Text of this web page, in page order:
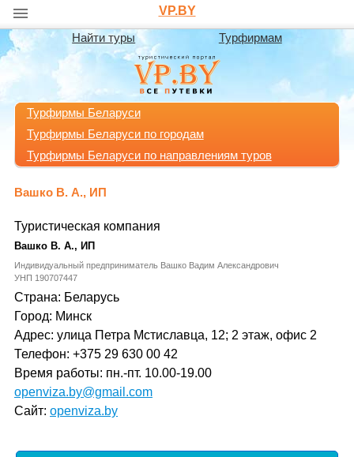
VP.BY
Найти туры Турфирмам
Турфирмы Беларуси
Турфирмы Беларуси по городам
Турфирмы Беларуси по направлениям туров
Вашко В. А., ИП
Туристическая компания
Вашко В. А., ИП
Индивидуальный предприниматель Вашко Вадим Александрович
УНП 190707447
Страна: Беларусь
Город: Минск
Адрес: улица Петра Мстиславца, 12; 2 этаж, офис 2
Телефон: +375 29 630 00 42
Время работы: пн.-пт. 10.00-19.00
openviza.by@gmail.com
Сайт: openviza.by